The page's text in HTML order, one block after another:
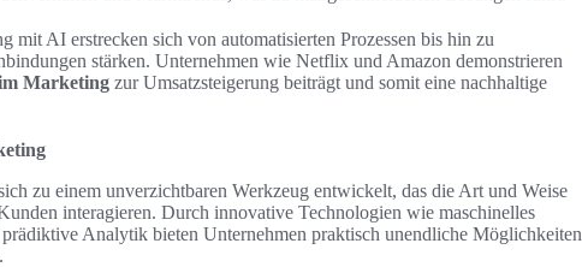
AI erstrecken sich von automatisierten Prozessen bis hin zu
stärken. Unternehmen wie Netflix und Amazon demonstrieren
Marketing zur Umsatzsteigerung beiträgt und somit eine nachhaltige
zu einem unverzichtbaren Werkzeug entwickelt, das die Art und Weise
interagieren. Durch innovative Technologien wie maschinelles
Analytik bieten Unternehmen praktisch unendliche Möglichkeiten